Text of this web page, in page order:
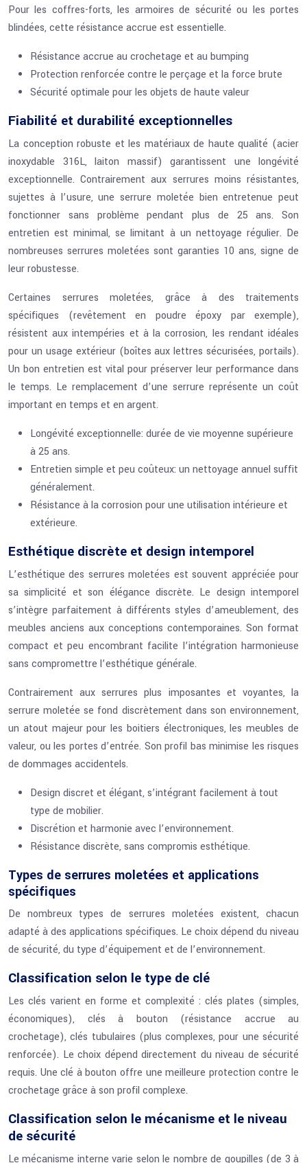
Pour les coffres-forts, les armoires de sécurité ou les portes
blindées, cette résistance accrue est essentielle.
Résistance accrue au crochetage et au bumping
Protection renforcée contre le perçage et la force brute
Sécurité optimale pour les objets de haute valeur
Fiabilité et durabilité exceptionnelles
La conception robuste et les matériaux de haute qualité (acier
inoxydable 316L, laiton massif) garantissent une longévité
exceptionnelle. Contrairement aux serrures moins résistantes,
sujettes à l’usure, une serrure moletée bien entretenue peut
fonctionner sans problème pendant plus de 25 ans. Son
entretien est minimal, se limitant à un nettoyage régulier. De
nombreuses serrures moletées sont garanties 10 ans, signe de
leur robustesse.
Certaines serrures moletées, grâce à des traitements
spécifiques (revêtement en poudre époxy par exemple),
résistent aux intempéries et à la corrosion, les rendant idéales
pour un usage extérieur (boîtes aux lettres sécurisées, portails).
Un bon entretien est vital pour préserver leur performance dans
le temps. Le remplacement d’une serrure représente un coût
important en temps et en argent.
Longévité exceptionnelle: durée de vie moyenne supérieure
à 25 ans.
Entretien simple et peu coûteux: un nettoyage annuel suffit
généralement.
Résistance à la corrosion pour une utilisation intérieure et
extérieure.
Esthétique discrète et design intemporel
L’esthétique des serrures moletées est souvent appréciée pour
sa simplicité et son élégance discrète. Le design intemporel
s’intègre parfaitement à différents styles d’ameublement, des
meubles anciens aux conceptions contemporaines. Son format
compact et peu encombrant facilite l’intégration harmonieuse
sans compromettre l’esthétique générale.
Contrairement aux serrures plus imposantes et voyantes, la
serrure moletée se fond discrètement dans son environnement,
un atout majeur pour les boitiers électroniques, les meubles de
valeur, ou les portes d’entrée. Son profil bas minimise les risques
de dommages accidentels.
Design discret et élégant, s’intégrant facilement à tout
type de mobilier.
Discrétion et harmonie avec l’environnement.
Résistance discrète, sans compromis esthétique.
Types de serrures moletées et applications
spécifiques
De nombreux types de serrures moletées existent, chacun
adapté à des applications spécifiques. Le choix dépend du niveau
de sécurité, du type d’équipement et de l’environnement.
Classification selon le type de clé
Les clés varient en forme et complexité : clés plates (simples,
économiques), clés à bouton (résistance accrue au
crochetage), clés tubulaires (plus complexes, pour une sécurité
renforcée). Le choix dépend directement du niveau de sécurité
requis. Une clé à bouton offre une meilleure protection contre le
crochetage grâce à son profil complexe.
Classification selon le mécanisme et le niveau
de sécurité
Le mécanisme interne varie selon le nombre de goupilles (de 3 à